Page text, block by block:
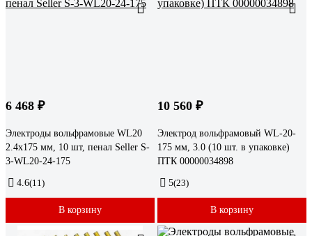
6 468 ₽
Электроды вольфрамовые WL20
2.4x175 мм, 10 шт, пенал Seller S-
3-WL20-24-175
4.6(11)
В корзину
10 560 ₽
Электрод вольфрамовый WL-20-
175 мм, 3.0 (10 шт. в упаковке)
ПТК 00000034898
5(23)
В корзину